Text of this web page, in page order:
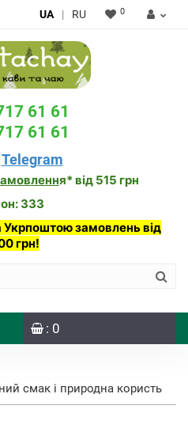
UA | RU 0
61 61
61 61
Telegram
я* від 515 грн
333
замовлень від
грн!
: 0
смак і природна користь